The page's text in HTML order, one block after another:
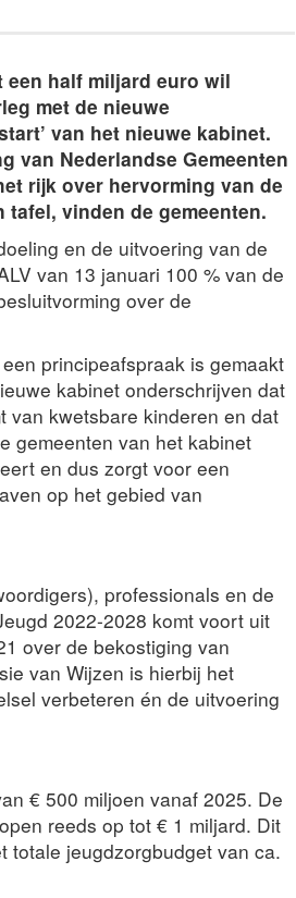
een half miljard euro wil
met de nieuwe
van het nieuwe kabinet.
van Nederlandse Gemeenten
rijk over hervorming van de
vinden de gemeenten.
en de uitvoering van de
van 13 januari 100 % van de
over de
principeafspraak is gemaakt
kabinet onderschrijven dat
van kwetsbare kinderen en dat
gemeenten van het kabinet
en dus zorgt voor een
op het gebied van
professionals en de
2022-2028 komt voort uit
over de bekostiging van
van Wijzen is hierbij het
verbeteren én de uitvoering
€ 500 miljoen vanaf 2025. De
reeds op tot € 1 miljard. Dit
totale jeugdzorgbudget van ca.